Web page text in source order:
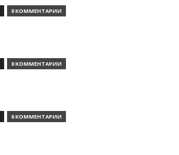
0 КОММЕНТАРИИ
0 КОММЕНТАРИИ
0 КОММЕНТАРИИ